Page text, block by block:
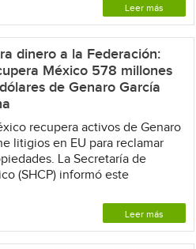
Leer más
dinero a la Federación:
México 578 millones
de Genaro García
recupera activos de Genaro
litigios en EU para reclamar
La Secretaría de
(SHCP) informó este
Leer más